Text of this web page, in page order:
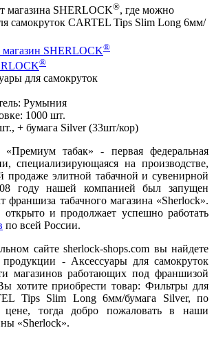
магазина SHERLOCK®, где можно
самокруток CARTEL Tips Slim Long 6мм/
SHERLOCK®
®
для самокруток
Румыния
1000 шт.
+ бумага Silver (33шт/кор)
табак» - первая федеральная
специализирующаяся на производстве,
продаже элитной табачной и сувенирной
году нашей компанией был запущен
франшиза табачного магазина «Sherlock».
и продолжает успешно работать
по всей России.
сайте sherlock-shops.com вы найдете
продукции - Аксессуары для самокруток
магазинов работающих под франшизой
хотите приобрести товар: Фильтры для
Tips Slim Long 6мм/бумага Silver, по
цене, тогда добро пожаловать в наши
«Sherlock».